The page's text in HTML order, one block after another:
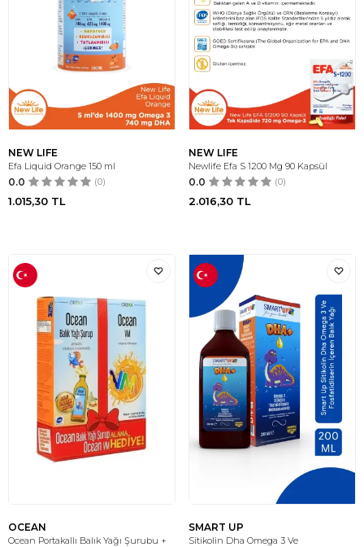
NEW LIFE
Efa Liquid Orange 150 ml
0.0 (0)
1.015,30 TL
NEW LIFE
Newlife Efa S 1200 Mg 90 Kapsül
0.0 (0)
2.016,30 TL
OCEAN
Ocean Portakallı Balık Yağı Şurubu +
SMART UP
Sitikolin Dha Omega 3 Ve